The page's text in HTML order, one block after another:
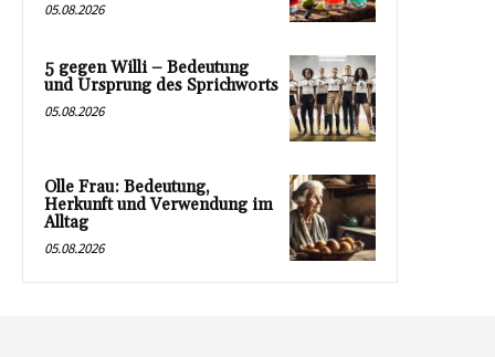
05.08.2026
5 gegen Willi – Bedeutung
und Ursprung des Sprichworts
05.08.2026
Olle Frau: Bedeutung,
Herkunft und Verwendung im
Alltag
05.08.2026